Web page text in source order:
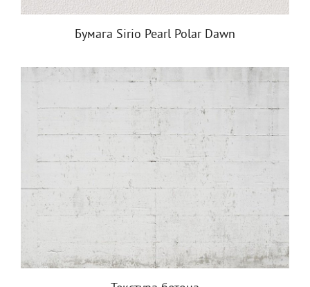
Бумага Sirio Pearl Polar Dawn